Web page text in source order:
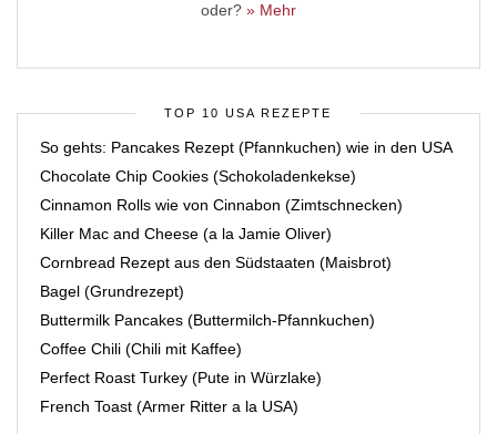
oder? » Mehr
TOP 10 USA REZEPTE
So gehts: Pancakes Rezept (Pfannkuchen) wie in den USA
Chocolate Chip Cookies (Schokoladenkekse)
Cinnamon Rolls wie von Cinnabon (Zimtschnecken)
Killer Mac and Cheese (a la Jamie Oliver)
Cornbread Rezept aus den Südstaaten (Maisbrot)
Bagel (Grundrezept)
Buttermilk Pancakes (Buttermilch-Pfannkuchen)
Coffee Chili (Chili mit Kaffee)
Perfect Roast Turkey (Pute in Würzlake)
French Toast (Armer Ritter a la USA)